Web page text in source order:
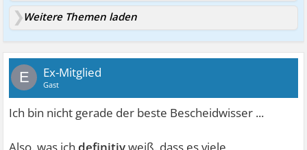
Weitere Themen laden
E Ex-Mitglied
Gast
Ich bin nicht gerade der beste Bescheidwisser ...